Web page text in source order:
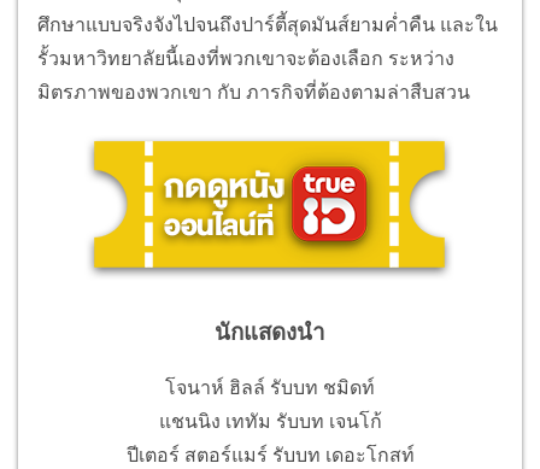
ศึกษาแบบจริงจังไปจนถึงปาร์ตี้สุดมันส์ยามค่ำคืน และใน
รั้วมหาวิทยาลัยนี้เองที่พวกเขาจะต้องเลือก ระหว่าง
มิตรภาพของพวกเขา กับ ภารกิจที่ต้องตามล่าสืบสวน
นักแสดงนำ
โจนาห์ ฮิลล์ รับบท ชมิดท์
แชนนิง เททัม รับบท เจนโก้
ปีเตอร์ สตอร์แมร์ รับบท เดอะโกสท์